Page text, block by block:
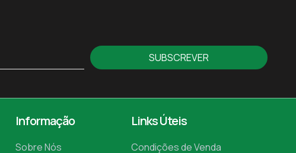
SUBSCREVER
Informação
Sobre Nós
Links Úteis
Condições de Venda